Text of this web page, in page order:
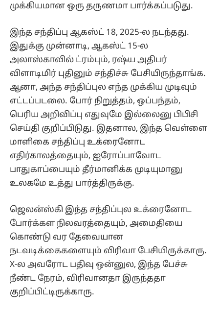
முக்கியமான ஒரு தருணமா பார்க்கப்படுது.
இந்த சந்திப்பு ஆகஸ்ட் 18, 2025-ல நடந்தது.
இதுக்கு முன்னாடி, ஆகஸ்ட் 15-ல
அலாஸ்காவில் ட்ரம்பும், ரஷ்ய அதிபர்
விளாடிமிர் புதினும் சந்திச்சு பேசியிருந்தாங்க.
ஆனா, அந்த சந்திப்புல எந்த முக்கிய முடிவும்
எட்டப்படலை. போர் நிறுத்தம், ஒப்பந்தம்,
பெரிய அறிவிப்பு எதுவுமே இல்லைனு பிபிசி
செய்தி குறிப்பிடுது. இதனால, இந்த வெள்ளை
மாளிகை சந்திப்பு உக்ரைனோட
எதிர்காலத்தையும், ஐரோப்பாவோட
பாதுகாப்பையும் தீர்மானிக்க முடியுமானு
உலகமே உத்து பார்த்திருக்கு.
ஜெலன்ஸ்கி இந்த சந்திப்புல உக்ரைனோட
போர்க்கள நிலவரத்தையும், அமைதியை
கொண்டு வர தேவையான
நடவடிக்கைகளையும் விரிவா பேசியிருக்காரு.
X-ல அவரோட பதிவு ஒன்னுல, இந்த பேச்சு
நீண்ட நேரம், விரிவானதா இருந்ததா
குறிப்பிட்டிருக்காரு.